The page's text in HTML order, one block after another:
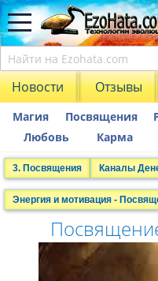
Новости Отзывы
Магия Посвящения
Любовь
Карма
3. Посвящения Каналы
Энергия и мотивация -